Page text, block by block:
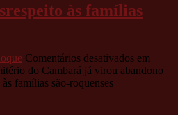
às famílias
Comentários desativados em
do Cambará já virou abandono
famílias são-roquenses